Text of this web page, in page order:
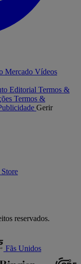
Mercado Vídeos
Editorial Termos &
Termos &
Gerir
reservados.
Fãs Unidos